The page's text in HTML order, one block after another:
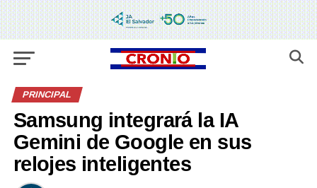
PRINCIPAL
Samsung integrará la IA
Gemini de Google en sus
relojes inteligentes